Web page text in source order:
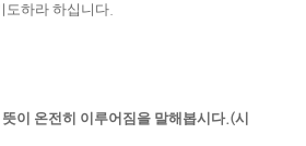
도하라 하십니다
이 온전히 이루어짐을 말해봅시다.(시